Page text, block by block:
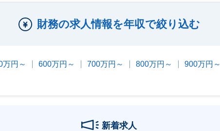
財務の求人情報を年収で絞り込む
万円～ 600万円～ 700万円～ 800万円～ 900万円～
新着求人